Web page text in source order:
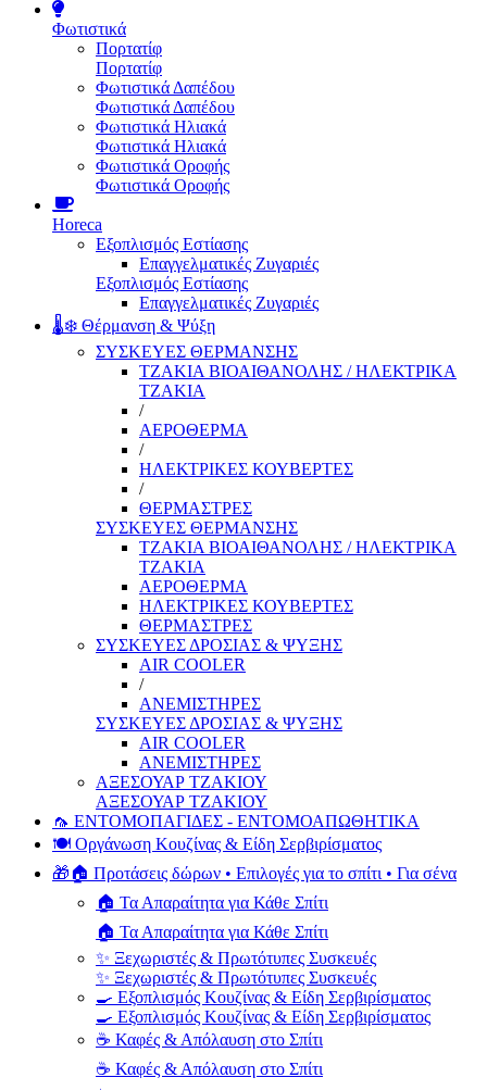
Φωτιστικά
Πορτατίφ
Πορτατίφ
Φωτιστικά Δαπέδου
Φωτιστικά Δαπέδου
Φωτιστικά Ηλιακά
Φωτιστικά Ηλιακά
Φωτιστικά Οροφής
Φωτιστικά Οροφής
Horeca
Εξοπλισμός Εστίασης
Επαγγελματικές Ζυγαριές
Εξοπλισμός Εστίασης
Επαγγελματικές Ζυγαριές
🌡️❄️ Θέρμανση & Ψύξη
ΣΥΣΚΕΥΕΣ ΘΕΡΜΑΝΣΗΣ
ΤΖΑΚΙΑ ΒΙΟΑΙΘΑΝΟΛΗΣ / ΗΛΕΚΤΡΙΚΑ
ΤΖΑΚΙΑ
/
ΑΕΡΟΘΕΡΜΑ
/
ΗΛΕΚΤΡΙΚΕΣ ΚΟΥΒΕΡΤΕΣ
/
ΘΕΡΜΑΣΤΡΕΣ
ΣΥΣΚΕΥΕΣ ΘΕΡΜΑΝΣΗΣ
ΤΖΑΚΙΑ ΒΙΟΑΙΘΑΝΟΛΗΣ / ΗΛΕΚΤΡΙΚΑ
ΤΖΑΚΙΑ
ΑΕΡΟΘΕΡΜΑ
ΗΛΕΚΤΡΙΚΕΣ ΚΟΥΒΕΡΤΕΣ
ΘΕΡΜΑΣΤΡΕΣ
ΣΥΣΚΕΥΕΣ ΔΡΟΣΙΑΣ & ΨΥΞΗΣ
AIR COOLER
/
ΑΝΕΜΙΣΤΗΡΕΣ
ΣΥΣΚΕΥΕΣ ΔΡΟΣΙΑΣ & ΨΥΞΗΣ
AIR COOLER
ΑΝΕΜΙΣΤΗΡΕΣ
ΑΞΕΣΟΥΑΡ ΤΖΑΚΙΟΥ
ΑΞΕΣΟΥΑΡ ΤΖΑΚΙΟΥ
🦟 ΕΝΤΟΜΟΠΑΓΙΔΕΣ - ΕΝΤΟΜΟΑΠΩΘΗΤΙΚΑ
🍽️ Οργάνωση Κουζίνας & Είδη Σερβιρίσματος
🎁🏠 Προτάσεις δώρων • Επιλογές για το σπίτι • Για σένα
🏠 Τα Απαραίτητα για Κάθε Σπίτι
🏠 Τα Απαραίτητα για Κάθε Σπίτι
✨ Ξεχωριστές & Πρωτότυπες Συσκευές
✨ Ξεχωριστές & Πρωτότυπες Συσκευές
🍳 Εξοπλισμός Κουζίνας & Είδη Σερβιρίσματος
🍳 Εξοπλισμός Κουζίνας & Είδη Σερβιρίσματος
☕ Καφές & Απόλαυση στο Σπίτι
☕ Καφές & Απόλαυση στο Σπίτι